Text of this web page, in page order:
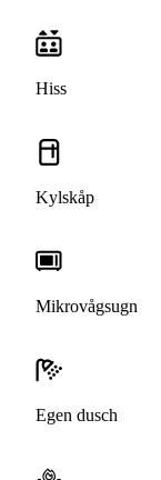
Hiss
Kylskåp
Mikrovågsugn
Egen dusch